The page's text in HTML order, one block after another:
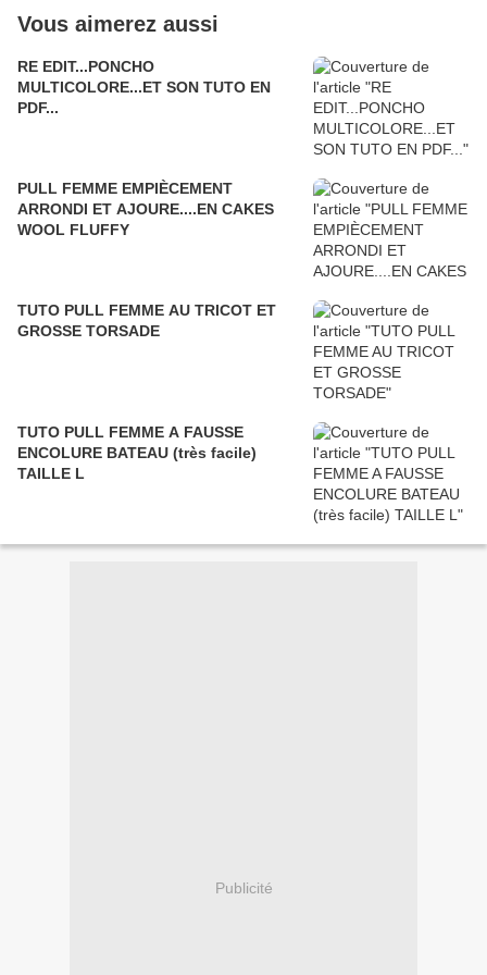
Vous aimerez aussi
RE EDIT...PONCHO
MULTICOLORE...ET SON TUTO EN
PDF...
PULL FEMME EMPIÈCEMENT
ARRONDI ET AJOURE....EN CAKES
WOOL FLUFFY
TUTO PULL FEMME AU TRICOT ET
GROSSE TORSADE
TUTO PULL FEMME A FAUSSE
ENCOLURE BATEAU (très facile)
TAILLE L
Publicité